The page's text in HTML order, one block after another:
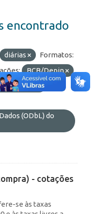
encontrado
diárias
Formatos:
BCB/Depin
(ODbL) do
- cotações
se às taxas